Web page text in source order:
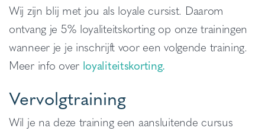
Wij zijn blij met jou als loyale cursist. Daarom
ontvang je 5% loyaliteitskorting op onze trainingen
wanneer je je inschrijft voor een volgende training.
Meer info over loyaliteitskorting.
Vervolgtraining
Wil je na deze training een aansluitende cursus